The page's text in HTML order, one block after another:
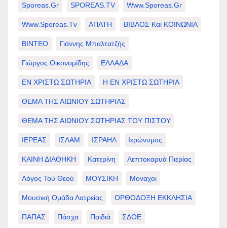
Sporeas.gr SPOREAS.TV Www.sporeas.gr
Www.sporeas.tv ΑΠΑΤΗ ΒΙΒΛΟΣ Και ΚΟΙΝΩΝΙΑ
ΒΙΝΤΕΟ Γιάννης Μπαλτατζής
Γιώργος Οικονομίδης ΕΛΛΑΔΑ
ΕΝ ΧΡΙΣΤΩ ΣΩΤΗΡΙΑ Η ΕΝ ΧΡΙΣΤΩ ΣΩΤΗΡΙΑ
ΘΕΜΑ ΤΗΣ ΑΙΩΝΙΟΥ ΣΩΤΗΡΙΑΣ
ΘΕΜΑ ΤΗΣ ΑΙΩΝΙΟΥ ΣΩΤΗΡΙΑΣ ΤΟΥ ΠΙΣΤΟΥ
ΙΕΡΕΑΣ ΙΣΛΑΜ ΙΣΡΑΗΛ Ιερώνυμος
ΚΑΙΝΗ ΔΙΑΘΗΚΗ Κατερίνη Λεπτοκαρυά Πιερίας
Λόγος Τού Θεού ΜΟΥΣΙΚΗ Μοναχοι
Μουσική Ομάδα Λατρείας ΟΡΘΟΔΟΞΗ ΕΚΚΛΗΣΙΑ
ΠΑΠΑΣ Πάσχα Παιδιά ΣΔΟΕ